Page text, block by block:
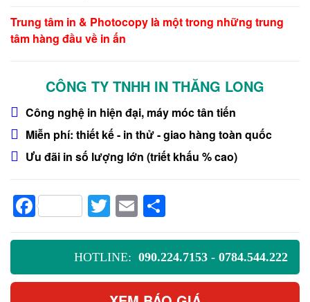
Trung tâm in & Photocopy là một trong những trung
tâm hàng đầu về in ấn
CÔNG TY TNHH IN THĂNG LONG
Công nghệ in hiện đại, máy móc tân tiến
Miễn phí: thiết kế - in thử - giao hàng toàn quốc
Ưu đãi in số lượng lớn (triết khấu % cao)
FacebookTwitter
Email
HOTLINE: 090.224.7153 - 0784.544.222